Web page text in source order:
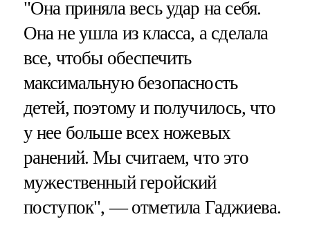
"Она приняла весь удар на себя.
Она не ушла из класса, а сделала
все, чтобы обеспечить
максимальную безопасность
детей, поэтому и получилось, что
у нее больше всех ножевых
ранений. Мы считаем, что это
мужественный геройский
поступок", — отметила Гаджиева.